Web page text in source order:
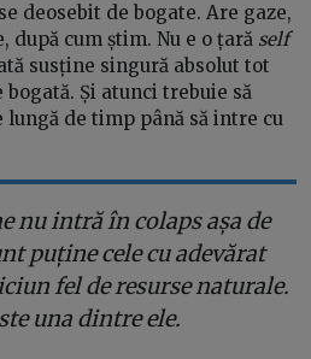
deosebit de bogate. Are gaze,
după cum știm. Nu e o țară self
susține singură absolut tot
Și atunci trebuie să
de timp până să intre cu
nu intră în colaps așa de
puține cele cu adevărat
fel de resurse naturale.
una dintre ele.